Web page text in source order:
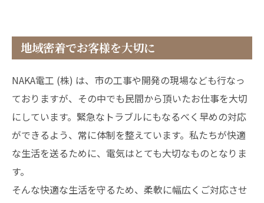
地域密着でお客様を大切に
NAKA電工 (株) は、市の工事や開発の現場なども行なっ
ておりますが、その中でも民間から頂いたお仕事を大切
にしています。緊急なトラブルにもなるべく早めの対応
ができるよう、常に体制を整えています。私たちが快適
な生活を送るために、電気はとても大切なものとなりま
す。
そんな快適な生活を守るため、柔軟に幅広くご対応させ